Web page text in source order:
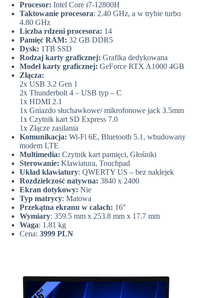
Procesor: Intel Core i7-12800H
Taktowanie procesora: 2.40 GHz, a w trybie turbo
4.80 GHz
Liczba rdzeni procesora: 14
Pamięć RAM: 32 GB DDR5
Dysk: 1TB SSD
Rodzaj karty graficznej: Grafika dedykowana
Model karty graficznej: GeForce RTX A1000 4GB
Złącza:
2x USB 3.2 Gen 1
2x Thunderbolt 4 – USB typ – C
1x HDMI 2.1
1x Gniazdo słuchawkowe/ mikrofonowe jack 3.5mm
1x Czytnik kart SD Express 7.0
1x Złącze zasilania
Komunikacja: Wi-Fi 6E, Bluetooth 5.1, wbudowany
modem LTE
Multimedia: Czytnik kart pamięci, Głośniki
Sterowanie: Klawiatura, Touchpad
Układ klawiatury: QWERTY US – bez naklejek
Rozdzielczość natywna: 3840 x 2400
Ekran dotykowy: Nie
Typ matrycy: Matowa
Przekątna ekranu w calach: 16″
Wymiary: 359.5 mm x 253.8 mm x 17.7 mm
Waga: 1.81 kg
Cena: 3999 PLN